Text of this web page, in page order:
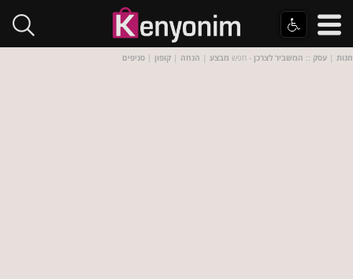
חנות | עסק :: המשביר לצרכן - חפש מבצע | הנחה | קופון | סניפים